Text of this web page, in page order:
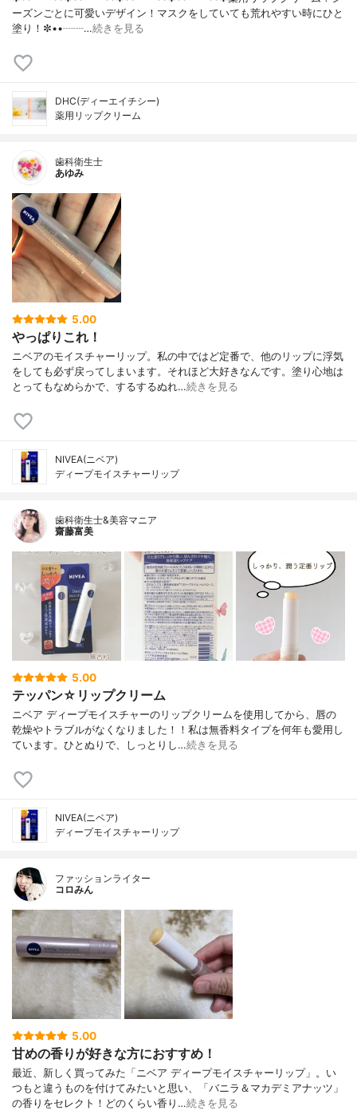
ーズンごとに可愛いデザイン！マスクをしていても荒れやすい時にひと
塗り！✼••┈┈…続きを見る
DHC(ディーエイチシー)
薬用リップクリーム
歯科衛生士
あゆみ
5.00
やっぱりこれ！
ニベアのモイスチャーリップ。私の中ではど定番で、他のリップに浮気
をしても必ず戻ってしまいます。それほど大好きなんです。塗り心地は
とってもなめらかで、するするぬれ…続きを見る
NIVEA(ニベア)
ディープモイスチャーリップ
歯科衛生士&美容マニア
齋藤富美
5.00
テッパン☆リップクリーム
ニベア ディープモイスチャーのリップクリームを使用してから、唇の
乾燥やトラブルがなくなりました！！私は無香料タイプを何年も愛用し
ています。ひとぬりで、しっとりし…続きを見る
NIVEA(ニベア)
ディープモイスチャーリップ
ファッションライター
コロみん
5.00
甘めの香りが好きな方におすすめ！
最近、新しく買ってみた「ニベア ディープモイスチャーリップ」。い
つもと違うものを付けてみたいと思い、「バニラ＆マカデミアナッツ」
の香りをセレクト！どのくらい香り…続きを見る